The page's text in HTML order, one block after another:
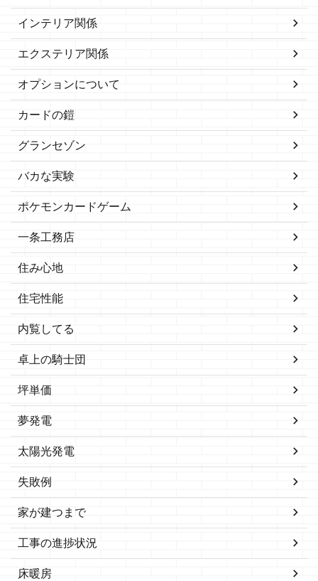
インテリア関係
エクステリア関係
オプションについて
カードの鎧
グランセゾン
バカな実験
ポケモンカードゲーム
一条工務店
住み心地
住宅性能
内覧してる
卓上の騎士団
坪単価
夢発電
太陽光発電
失敗例
家が建つまで
工事の進捗状況
床暖房